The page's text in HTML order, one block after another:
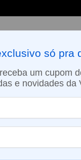
E-
(SEG A SEX):
só pra
um cupom
e novidades da